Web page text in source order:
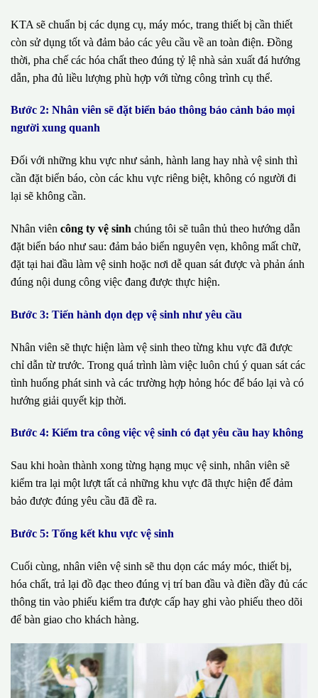
KTA sẽ chuẩn bị các dụng cụ, máy móc, trang thiết bị cần thiết
còn sử dụng tốt và đảm bảo các yêu cầu về an toàn điện. Đồng
thời, pha chế các hóa chất theo đúng tỷ lệ nhà sản xuất đá hướng
dẫn, pha đủ liều lượng phù hợp với từng công trình cụ thể.
Bước 2: Nhân viên sẽ đặt biển báo thông báo cảnh báo mọi
người xung quanh
Đối với những khu vực như sảnh, hành lang hay nhà vệ sinh thì
cần đặt biển báo, còn các khu vực riêng biệt, không có người đi
lại sẽ không cần.
Nhân viên công ty vệ sinh chúng tôi sẽ tuân thủ theo hướng dẫn
đặt biển báo như sau: đảm bảo biển nguyên vẹn, không mất chữ,
đặt tại hai đầu làm vệ sinh hoặc nơi dễ quan sát được và phản ánh
đúng nội dung công việc đang được thực hiện.
Bước 3: Tiến hành dọn dẹp vệ sinh như yêu cầu
Nhân viên sẽ thực hiện làm vệ sinh theo từng khu vực đã được
chỉ dẫn từ trước. Trong quá trình làm việc luôn chú ý quan sát các
tình huống phát sinh và các trường hợp hỏng hóc để báo lại và có
hướng giải quyết kịp thời.
Bước 4: Kiểm tra công việc vệ sinh có đạt yêu cầu hay không
Sau khi hoàn thành xong từng hạng mục vệ sinh, nhân viên sẽ
kiểm tra lại một lượt tất cả những khu vực đã thực hiện để đảm
bảo được đúng yêu cầu đã đề ra.
Bước 5: Tổng kết khu vực vệ sinh
Cuối cùng, nhân viên vệ sinh sẽ thu dọn các máy móc, thiết bị,
hóa chất, trả lại đồ đạc theo đúng vị trí ban đầu và điền đầy đủ các
thông tin vào phiếu kiểm tra được cấp hay ghi vào phiếu theo dõi
để bàn giao cho khách hàng.